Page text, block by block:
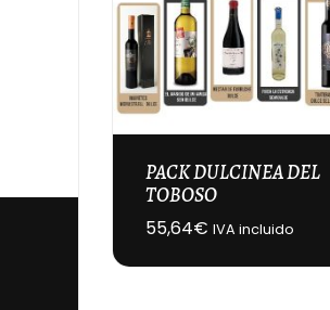
PACK DULCINEA DEL
TOBOSO
55,64€ IVA incluido